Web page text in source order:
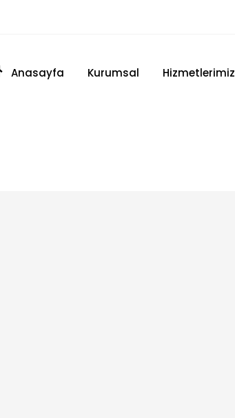
- Medikal
Anasayfa Kurumsal Hizmetlerimiz